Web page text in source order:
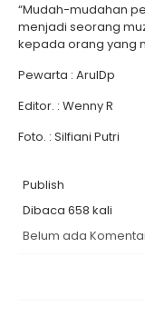
“Mudah-mudahan
menjadi seorang
kepada orang yang
Pewarta : ArulDp
Editor. : Wenny R
Foto. : Silfiani Putri
Publish
Dibaca 658 kali
Belum ada